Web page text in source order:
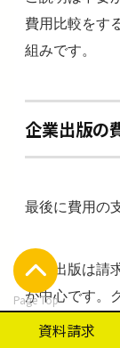
費用比較をす
組みです。
企業出版の
最後に費用の
企業出版は請
が中心です。
も多少ですが
Page Top
資料請求